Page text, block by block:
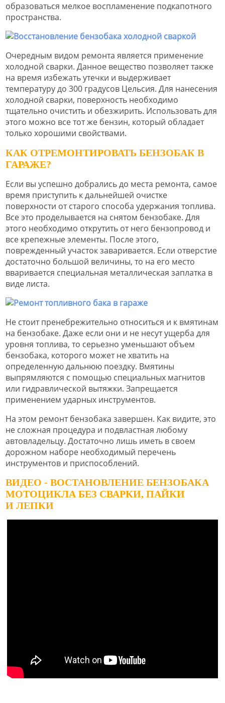
образоваться мелкое воспламенение подкапотного
пространства.
Очередным видом ремонта является применение
холодной сварки. Данное вещество позволяет также
на время избежать утечки и выдерживает
температуру до 300 градусов Цельсия. Для нанесения
холодной сварки, поверхность необходимо
тщательно очистить и обезжирить. Использовать для
этого можно все тот же бензин, который обладает
только хорошими свойствами.
КАК ОТРЕМОНТИРОВАТЬ БЕНЗОБАК В
ГАРАЖЕ?
Если вы успешно добрались до места ремонта, самое
время приступить к дальнейшей очистке
поверхности от старого способа удержания топлива.
Все это проделывается на снятом бензобаке. Для
этого необходимо открутить от него бензопровод и
все крепежные элементы. После этого,
поврежденный участок заваривается. Если отверстие
достаточно большой величины, то на его место
вваривается специальная металлическая заплатка в
виде листа.
Не стоит пренебрежительно относиться и к вмятинам
на бензобаке. Даже если они и не несут ущерба для
уровня топлива, то серьезно уменьшают объем
бензобака, которого может не хватить на
определенную дальнюю поездку. Вмятины
выпрямляются с помощью специальных магнитов
или гидравлической вытяжки. Запрещается
применением ударных инструментов.
На этом ремонт бензобака завершен. Как видите, это
не сложная процедура и подвластная любому
автовладельцу. Достаточно лишь иметь в своем
дорожном наборе необходимый перечень
инструментов и приспособлений.
ВИДЕО - ВОСТАНОВЛЕНИЕ БЕНЗОБАКА
МОТОЦИКЛА БЕЗ СВАРКИ, ПАЙКИ
И ЛЕПКИ